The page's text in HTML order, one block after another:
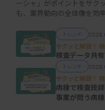
正確な和訳や解説
JISは製品やサービス
日本の国家規格です。
れるため、JISの原案
われている用語や定義
んでいます。また、
深めるための分かりや
ーシャ」がポイントをサク
も、業界動向の全体像を効
トレンド
サクッと解説！
検査データ共
トレンド
サクッと解説！
病棟で検査技
事業が問う病